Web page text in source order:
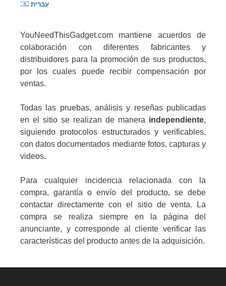
עברית
YouNeedThisGadget.com mantiene acuerdos de
colaboración con diferentes fabricantes y
distribuidores para la promoción de sus productos,
por los cuales puede recibir compensación por
ventas.
Todas las pruebas, análisis y reseñas publicadas
en el sitio se realizan de manera independiente,
siguiendo protocolos estructurados y verificables,
con datos documentados mediante fotos, capturas y
videos.
Para cualquier incidencia relacionada con la
compra, garantía o envío del producto, se debe
contactar directamente con el sitio de venta. La
compra se realiza siempre en la página del
anunciante, y corresponde al cliente verificar las
características del producto antes de la adquisición.